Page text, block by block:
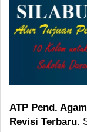
ATP Pend.
Revisi Terbaru.